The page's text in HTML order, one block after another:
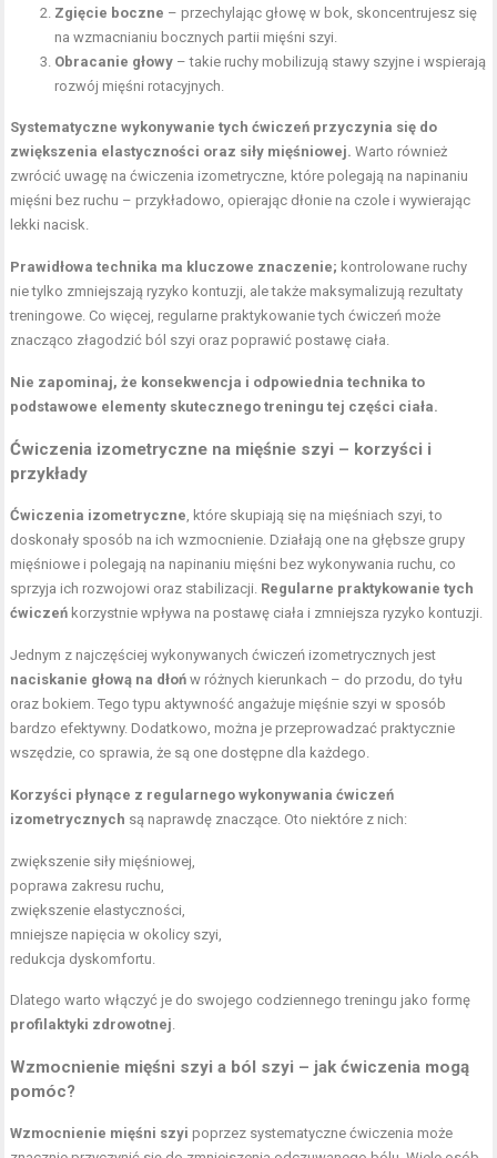
Zgięcie boczne – przechylając głowę w bok, skoncentrujesz się
na wzmacnianiu bocznych partii mięśni szyi.
Obracanie głowy – takie ruchy mobilizują stawy szyjne i wspierają
rozwój mięśni rotacyjnych.
Systematyczne wykonywanie tych ćwiczeń przyczynia się do
zwiększenia elastyczności oraz siły mięśniowej. Warto również
zwrócić uwagę na ćwiczenia izometryczne, które polegają na napinaniu
mięśni bez ruchu – przykładowo, opierając dłonie na czole i wywierając
lekki nacisk.
Prawidłowa technika ma kluczowe znaczenie; kontrolowane ruchy
nie tylko zmniejszają ryzyko kontuzji, ale także maksymalizują rezultaty
treningowe. Co więcej, regularne praktykowanie tych ćwiczeń może
znacząco złagodzić ból szyi oraz poprawić postawę ciała.
Nie zapominaj, że konsekwencja i odpowiednia technika to
podstawowe elementy skutecznego treningu tej części ciała.
Ćwiczenia izometryczne na mięśnie szyi – korzyści i
przykłady
Ćwiczenia izometryczne , które skupiają się na mięśniach szyi, to
doskonały sposób na ich wzmocnienie. Działają one na głębsze grupy
mięśniowe i polegają na napinaniu mięśni bez wykonywania ruchu, co
sprzyja ich rozwojowi oraz stabilizacji. Regularne praktykowanie tych
ćwiczeń korzystnie wpływa na postawę ciała i zmniejsza ryzyko kontuzji.
Jednym z najczęściej wykonywanych ćwiczeń izometrycznych jest
naciskanie głową na dłoń w różnych kierunkach – do przodu, do tyłu
oraz bokiem. Tego typu aktywność angażuje mięśnie szyi w sposób
bardzo efektywny. Dodatkowo, można je przeprowadzać praktycznie
wszędzie, co sprawia, że są one dostępne dla każdego.
Korzyści płynące z regularnego wykonywania ćwiczeń
izometrycznych są naprawdę znaczące. Oto niektóre z nich:
zwiększenie siły mięśniowej,
poprawa zakresu ruchu,
zwiększenie elastyczności,
mniejsze napięcia w okolicy szyi,
redukcja dyskomfortu.
Dlatego warto włączyć je do swojego codziennego treningu jako formę
profilaktyki zdrowotnej
Wzmocnienie mięśni szyi a ból szyi – jak ćwiczenia mogą
pomóc?
Wzmocnienie mięśni szyi poprzez systematyczne ćwiczenia może